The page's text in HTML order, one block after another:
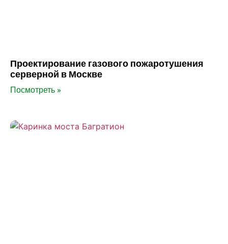
Проектирование газового пожаротушения
серверной в Москве
Посмотреть »